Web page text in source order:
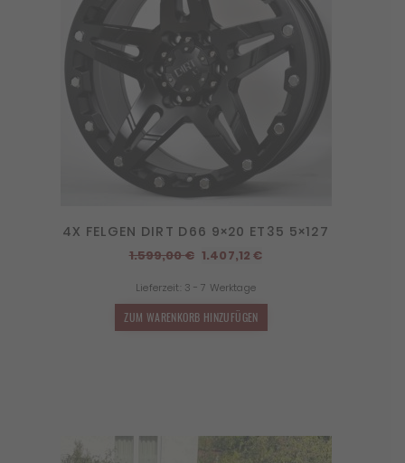
4X FELGEN DIRT D66 9×20 ET35 5×127
1.599,00€ Ursprünglicher
war:
1.599,00 €
1.407,12€Aktueller
Lieferzeit: 3 - 7 Werktage
ZUM WARENKORB HINZUFÜGEN